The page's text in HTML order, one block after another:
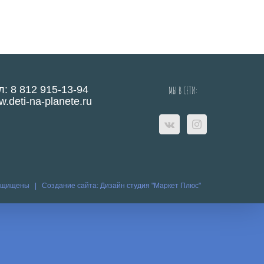
8 812 915-13-94
na-planete.ru
МЫ В СЕТИ:
| Создание сайта: Дизайн студия "Маркет Плюс"